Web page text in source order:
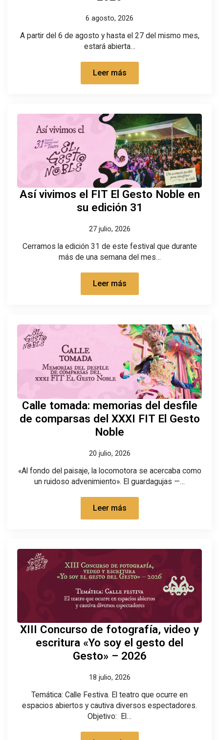
6 agosto, 2026
A partir del 6 de agosto y hasta el 27 del mismo mes,
estará abierta…
Leer más
Así vivimos el FIT El Gesto Noble en
su edición 31
27 julio, 2026
Cerramos la edición 31 de este festival que durante
más de una semana del mes…
Leer más
Calle tomada: memorias del desfile
de comparsas del XXXI FIT El Gesto
Noble
20 julio, 2026
«Al fondo del paisaje, la locomotora se acercaba como
un ruidoso advenimiento». El guardagujas —…
Leer más
XIII Concurso de fotografía, video y
escritura «Yo soy el gesto del
Gesto» – 2026
18 julio, 2026
Temática: Calle Festiva. El teatro que ocurre en
espacios abiertos y cautiva diversos espectadores.
Objetivo: El…